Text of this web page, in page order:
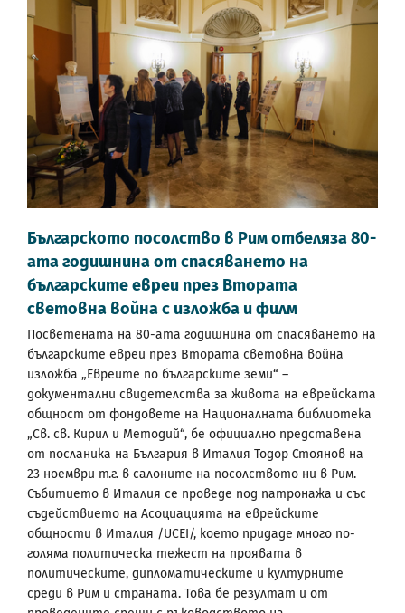
Българското посолство в Рим отбеляза 80-
ата годишнина от спасяването на
българските евреи през Втората
световна война с изложба и филм
Посветената на 80-ата годишнина от спасяването на
българските евреи през Втората световна война
изложба „Евреите по българските земи“ –
документални свидетелства за живота на еврейската
общност от фондовете на Националната библиотека
„Св. св. Кирил и Методий“, бе официално представена
от посланика на България в Италия Тодор Стоянов на
23 ноември т.г. в салоните на посолството ни в Рим.
Събитието в Италия се проведе под патронажа и със
съдействието на Асоциацията на еврейските
общности в Италия /UCEI/, което придаде много по-
голяма политическа тежест на проявата в
политическите, дипломатическите и културните
среди в Рим и страната. Това бе резултат и от